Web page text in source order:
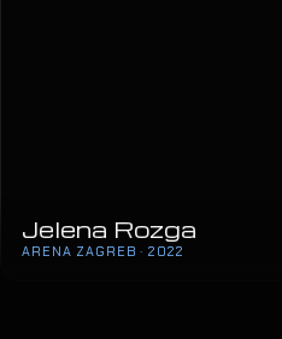
Jelena Rozga
ARENA ZAGREB · 2022